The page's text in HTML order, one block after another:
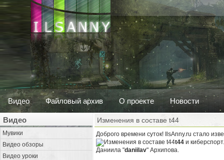
Видео Файловый архив О проекте Новости
Видео
Мувики
Видео обзоры
Видео уроки
Изменения в составе t44
Доброго времени суток! IlsAnny.ru стало
t44 и
Даниила "daniilav" Архипова.